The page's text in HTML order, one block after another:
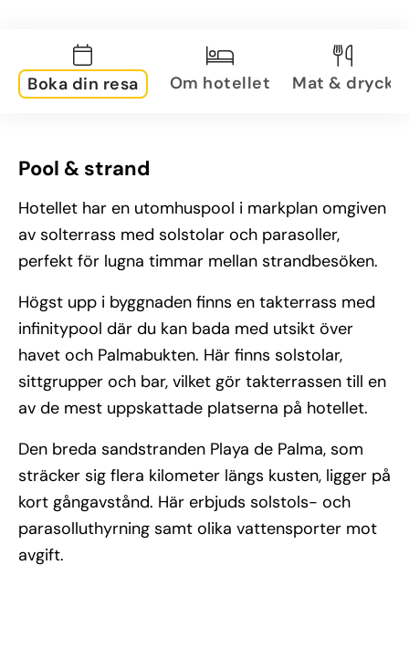
Boka din resa Om hotellet Mat & dryck
Pool & strand
Hotellet har en utomhuspool i markplan omgiven
av solterrass med solstolar och parasoller,
perfekt för lugna timmar mellan strandbesöken.
Högst upp i byggnaden finns en takterrass med
infinitypool där du kan bada med utsikt över
havet och Palmabukten. Här finns solstolar,
sittgrupper och bar, vilket gör takterrassen till en
av de mest uppskattade platserna på hotellet.
Den breda sandstranden Playa de Palma, som
sträcker sig flera kilometer längs kusten, ligger på
kort gångavstånd. Här erbjuds solstols- och
parasolluthyrning samt olika vattensporter mot
avgift.